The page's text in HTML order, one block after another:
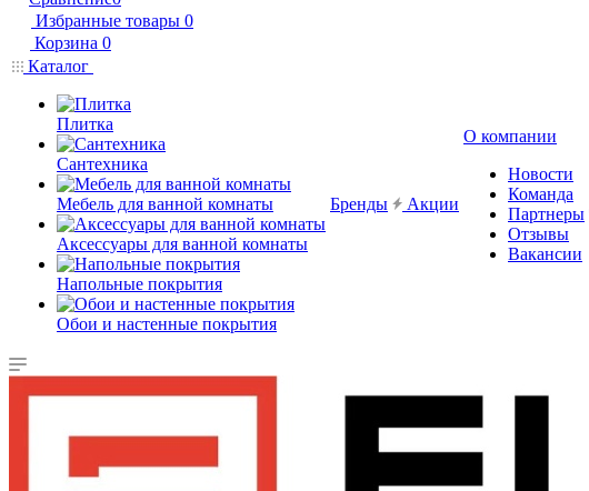
Избранные товары 0
Корзина 0
Каталог
Плитка
Сантехника
Мебель для ванной комнаты
Аксессуары для ванной комнаты
Напольные покрытия
Обои и настенные покрытия
Бренды Акции
О компании
Новости
Команда
Партнеры
Отзывы
Вакансии